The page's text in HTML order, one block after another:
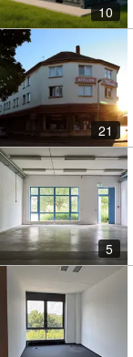
10
21
5